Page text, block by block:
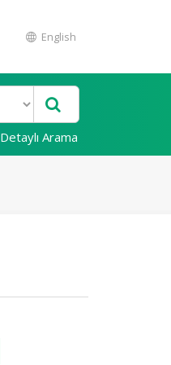
English
Detaylı Arama